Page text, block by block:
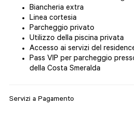
Biancheria extra
Linea cortesia
Parcheggio privato
Utilizzo della piscina privata
Accesso ai servizi del
Pass VIP per parcheggio
della Costa Smeralda
Servizi a Pagamento